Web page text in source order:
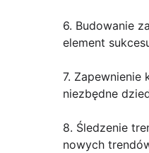
6. Budowanie
element
7. Zapewnienie
niezbędne
8. Śledzenie
nowych